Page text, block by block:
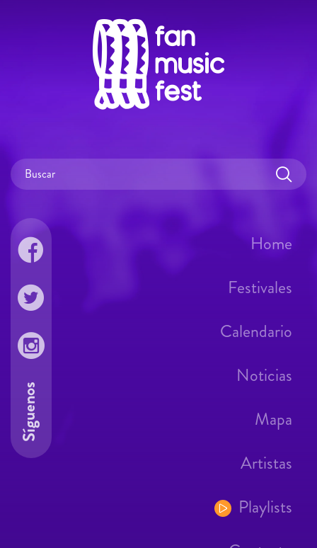
Home
Festivales
Calendario
Noticias
Mapa
Artistas
Playlists
Síguenos